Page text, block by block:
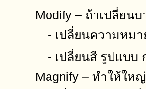
Modify – ถ้าเปลี่ยน
- เปลี่ยนความหมา
- เปลี่ยนสี รูปแบบ
Magnify – ทำให้ให